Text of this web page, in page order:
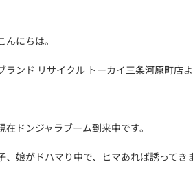
にちは。
ランド リサイクル トーカイ三条河原町店
在ドンジャラブーム到来中です。
、娘がドハマり中で、ヒマあれば誘ってき